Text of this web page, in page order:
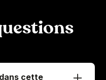
cette